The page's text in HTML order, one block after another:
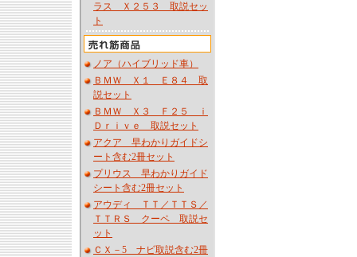
ラス Ｘ２５３ 取説セッ
ト
ノア（ハイブリッド車）
ＢＭＷ Ｘ１ Ｅ８４ 取
説セット
ＢＭＷ Ｘ３ Ｆ２５ ｉ
Ｄｒｉｖｅ 取説セット
アクア 早わかりガイドシ
ート含む2冊セット
プリウス 早わかりガイド
シート含む2冊セット
アウディ ＴＴ／ＴＴＳ／
ＴＴＲＳ クーペ 取説セ
ット
ＣＸ－5 ナビ取説含む2冊